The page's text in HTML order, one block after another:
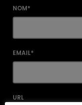
NOM*
EMAIL*
URL